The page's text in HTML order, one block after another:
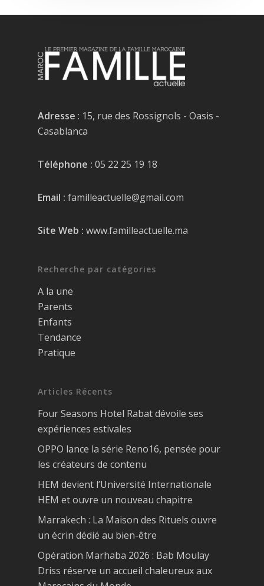
Adresse : 15, rue des Rossignols - Oasis -
Casablanca
Téléphone : 05 22 25 19 18
Email : familleactuelle@gmail.com
Site Web : www.familleactuelle.ma
Recherche par catégories
A la une
Parents
Enfants
Tendance
Pratique
Articles Récents
Four Seasons Hotel Rabat dévoile ses
expériences estivales
OPPO lance la série Reno16, pensée pour
les créateurs de contenu
HEM devient l’Université Internationale
HEM et ouvre un nouveau chapitre
Marrakech : La Maison des Rituels ouvre
un écrin dédié au bien-être
Opération Marhaba 2026 : Bab Moulay
Driss réserve un accueil chaleureux aux